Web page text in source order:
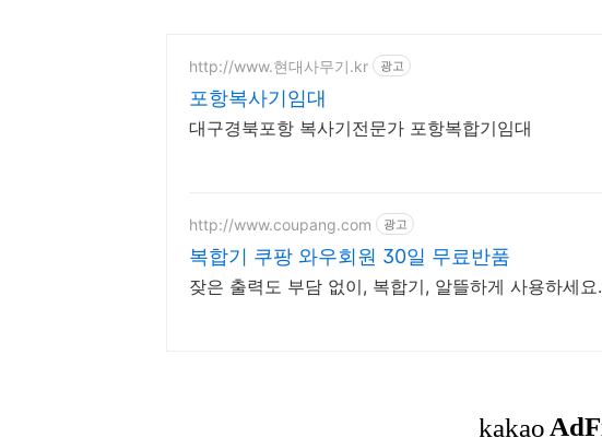
http://www.현대사무기.kr 광고
포항복사기임대
대구경북포항 복사기전문가 포항복합기임대
http://www.coupang.com 광고
복합기 쿠팡 와우회원 30일 무료반품
잦은 출력도 부담 없이, 복합기, 알뜰하게 사용하세요.